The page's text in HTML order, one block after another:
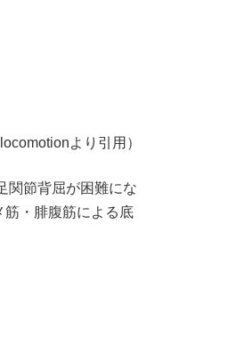
より引用）
関節背屈が困難にな
筋・腓腹筋による底